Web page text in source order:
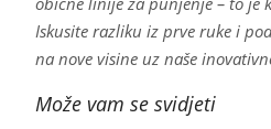
Iskusite razliku iz prve ruke i
na nove visine uz naše
Može vam se svidjeti